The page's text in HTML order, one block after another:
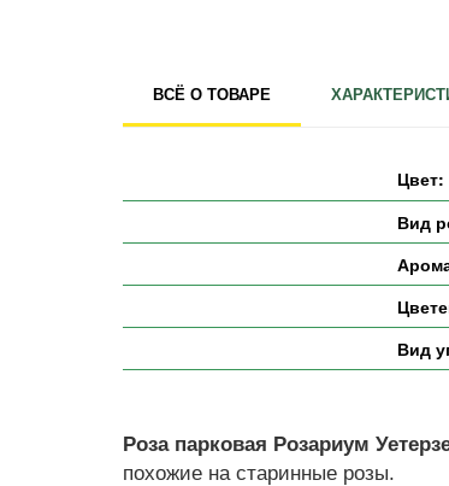
ВСЁ О ТОВАРЕ
Цвет:
Вид
Вид
Роза парковая Розариум
похожие на старинные розы.